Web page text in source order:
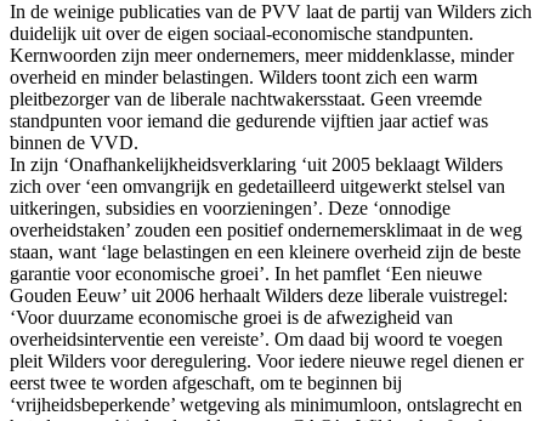
In de weinige publicaties van de PVV laat de partij van Wilders zich
duidelijk uit over de eigen sociaal-economische standpunten.
Kernwoorden zijn meer ondernemers, meer middenklasse, minder
overheid en minder belastingen. Wilders toont zich een warm
pleitbezorger van de liberale nachtwakersstaat. Geen vreemde
standpunten voor iemand die gedurende vijftien jaar actief was
binnen de VVD.
In zijn ‘Onafhankelijkheidsverklaring ‘uit 2005 beklaagt Wilders
zich over ‘een omvangrijk en gedetailleerd uitgewerkt stelsel van
uitkeringen, subsidies en voorzieningen’. Deze ‘onnodige
overheidstaken’ zouden een positief ondernemersklimaat in de weg
staan, want ‘lage belastingen en een kleinere overheid zijn de beste
garantie voor economische groei’. In het pamflet ‘Een nieuwe
Gouden Eeuw’ uit 2006 herhaalt Wilders deze liberale vuistregel:
‘Voor duurzame economische groei is de afwezigheid van
overheidsinterventie een vereiste’. Om daad bij woord te voegen
pleit Wilders voor deregulering. Voor iedere nieuwe regel dienen er
eerst twee te worden afgeschaft, om te beginnen bij
‘vrijheidsbeperkende’ wetgeving als minimumloon, ontslagrecht en